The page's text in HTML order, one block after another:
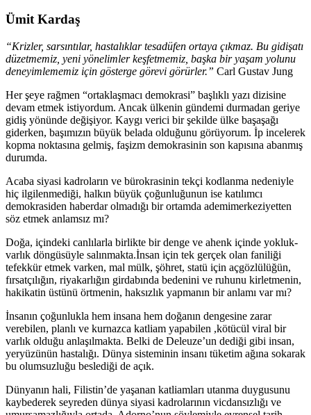
Ümit Kardaş
“Krizler, sarsıntılar, hastalıklar tesadüfen ortaya çıkmaz. Bu gidişatı
düzetmemiz, yeni yönelimler keşfetmemiz, başka bir yaşam yolunu
deneyimlememiz için gösterge görevi görürler.” Carl Gustav Jung
Her şeye rağmen “ortaklaşmacı demokrasi” başlıklı yazı dizisine
devam etmek istiyordum. Ancak ülkenin gündemi durmadan geriye
gidiş yönünde değişiyor. Kaygı verici bir şekilde ülke başaşağı
giderken, başımızın büyük belada olduğunu görüyorum. İp incelerek
kopma noktasına gelmiş, faşizm demokrasinin son kapısına abanmış
durumda.
Acaba siyasi kadroların ve bürokrasinin tekçi kodlanma nedeniyle
hiç ilgilenmediği, halkın büyük çoğunluğunun ise katılımcı
demokrasiden haberdar olmadığı bir ortamda ademimerkeziyetten
söz etmek anlamsız mı?
Doğa, içindeki canlılarla birlikte bir denge ve ahenk içinde yokluk-
varlık döngüsüyle salınmakta.İnsan için tek gerçek olan faniliği
tefekkür etmek varken, mal mülk, şöhret, statü için açgözlülüğün,
fırsatçılığın, riyakarlığın girdabında bedenini ve ruhunu kirletmenin,
hakikatin üstünü örtmenin, haksızlık yapmanın bir anlamı var mı?
İnsanın çoğunlukla hem insana hem doğanın dengesine zarar
verebilen, planlı ve kurnazca katliam yapabilen ,kötücül viral bir
varlık olduğu anlaşılmakta. Belki de Deleuze’un dediği gibi insan,
yeryüzünün hastalığı. Dünya sisteminin insanı tüketim ağına sokarak
bu olumsuzluğu beslediği de açık.
Dünyanın hali, Filistin’de yaşanan katliamları utanma duygusunu
kaybederek seyreden dünya siyasi kadrolarının vicdansızlığı ve